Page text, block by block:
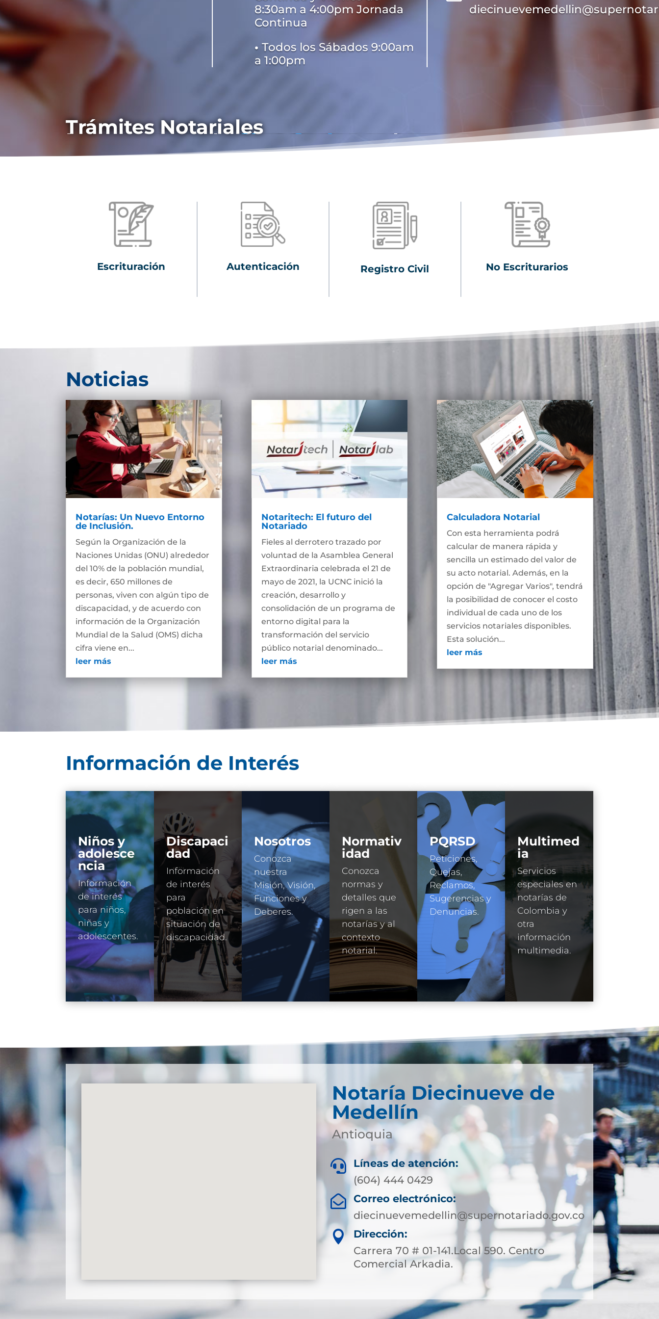
8:30am a 4:00pm Jornada
Continua
•Todos los Sábados 9:00am
a 1:00pm
Trámites Notariales
La propuesta deCbet Casinose basa en
un uso práctico. Todo está organizado
Escrituración Autenticación Registro Civil No Escriturarios
Noticias
Notarías: Un Nuevo Entorno
de Inclusión.
Según la Organización de la
Naciones Unidas (ONU) alrededor
del 10% de la población mundial,
es decir, 650 millones de
personas, viven con algún tipo de
discapacidad, y de acuerdo con
información de la Organización
Mundial de la Salud (OMS) dicha
cifra viene en...
leer más
Notaritech: El futuro del
Notariado
Fieles al derrotero trazado por
voluntad de la Asamblea General
Extraordinaria celebrada el 21 de
mayo de 2021, la UCNC inició la
creación, desarrollo y
consolidación de un programa de
entorno digital para la
transformación del servicio
público notarial denominado...
leer más
Calculadora Notarial
Con esta herramienta podrá
calcular de manera rápida y
sencilla un estimado del valor de
su acto notarial. Además, en la
opción de "Agregar Varios", tendrá
la posibilidad de conocer el costo
individual de cada uno de los
servicios notariales disponibles.
Esta solución...
leer más
Información de Interés
Niños y
adolesce
ncia
Información
de interés
para niños,
niñas y
adolescentes.
Discapaci
dad
Información
de interés
para
población en
situación de
discapacidad.
Nosotros
Conozca
nuestra
Misión, Visión,
Funciones y
Deberes.
Normativ
idad
Conozca
normas y
detalles que
rigen a las
notarías y al
contexto
notarial.
PQRSD
Peticiones,
Quejas,
Reclamos,
Sugerencias y
Denuncias.
Multimed
ia
Servicios
especiales en
notarías de
Colombia y
otra
información
multimedia.
Notaría Diecinueve de
Medellín
Antioquia

Líneas de atención:
(604) 444 0429

Correo electrónico:
diecinuevemedellin@supernotariado.gov.co

Dirección:
Carrera 70 # 01-141.Local 590. Centro
Comercial Arkadia.